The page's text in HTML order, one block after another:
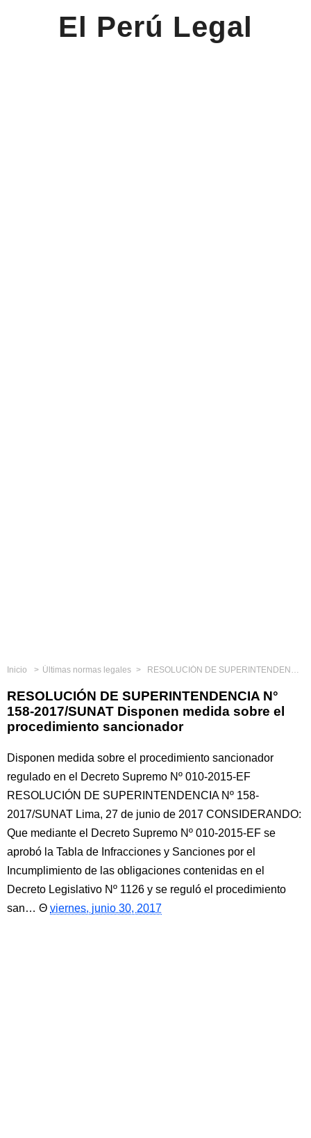
El Perú Legal
Inicio Últimas normas legales RESOLUCIÓN DE SUPERINTENDENCIA N° 158-2017/SUNAT Disponen medida sobre el procedimiento sancionador
RESOLUCIÓN DE SUPERINTENDENCIA N°
158-2017/SUNAT Disponen medida sobre el
procedimiento sancionador
Disponen medida sobre el procedimiento sancionador
regulado en el Decreto Supremo Nº 010-2015-EF
RESOLUCIÓN DE SUPERINTENDENCIA Nº 158-
2017/SUNAT Lima, 27 de junio de 2017 CONSIDERANDO:
Que mediante el Decreto Supremo Nº 010-2015-EF se
aprobó la Tabla de Infracciones y Sanciones por el
Incumplimiento de las obligaciones contenidas en el
Decreto Legislativo Nº 1126 y se reguló el procedimiento
san…
viernes, junio 30, 2017